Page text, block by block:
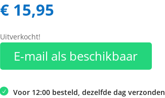
€15,95
Uitverkocht!
E-mail als beschikbaar
Voor 12:00 besteld, dezelfde dag verzonden